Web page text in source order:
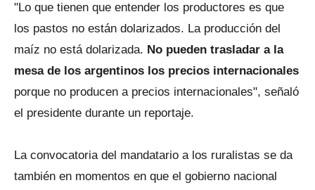
"Lo que tienen que entender los productores es que
los pastos no están dolarizados. La producción del
maíz no está dolarizada. No pueden trasladar a la
mesa de los argentinos los precios internacionales
porque no producen a precios internacionales", señaló
el presidente durante un reportaje.
La convocatoria del mandatario a los ruralistas se da
también en momentos en que el gobierno nacional